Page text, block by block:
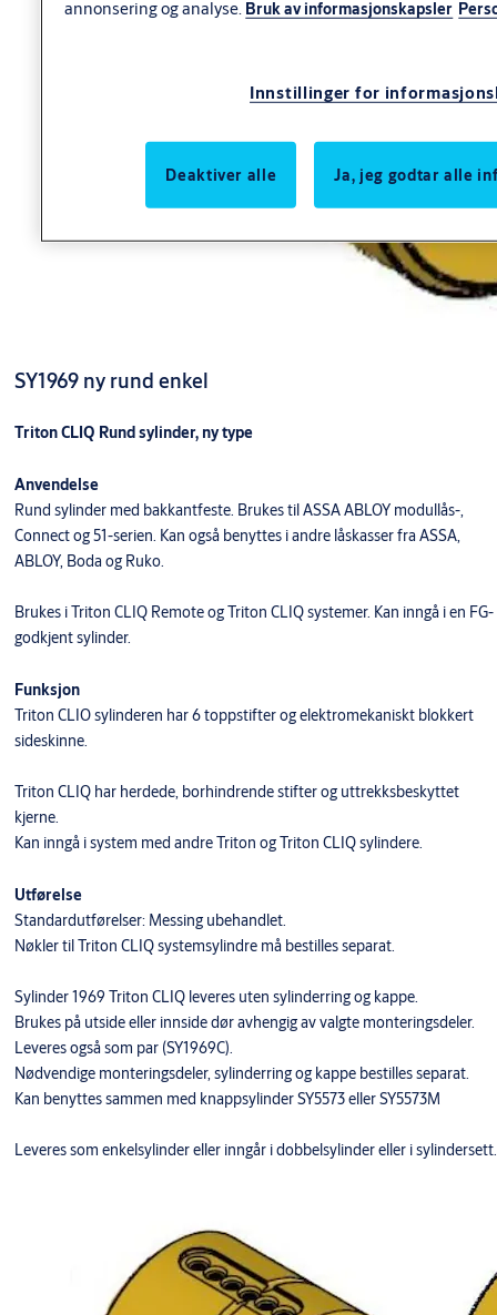
SY1969 ny rund enkel
Triton CLIQ Rund sylinder, ny type
Anvendelse
Rund sylinder med bakkantfeste. Brukes til ASSA ABLOY modullås-,
Connect og 51-serien. Kan også benyttes i andre låskasser fra ASSA,
ABLOY, Boda og Ruko.
Brukes i Triton CLIQ Remote og Triton CLIQ systemer. Kan inngå i en FG-
godkjent sylinder.
Funksjon
Triton CLIO sylinderen har 6 toppstifter og elektromekaniskt blokkert
sideskinne.
Triton CLIQ har herdede, borhindrende stifter og uttrekksbeskyttet
kjerne.
Kan inngå i system med andre Triton og Triton CLIQ sylindere.
Utførelse
Standardutførelser: Messing ubehandlet.
Nøkler til Triton CLIQ systemsylindre må bestilles separat.
Sylinder 1969 Triton CLIQ leveres uten sylinderring og kappe.
Brukes på utside eller innside dør avhengig av valgte monteringsdeler.
Leveres også som par (SY1969C).
Nødvendige monteringsdeler, sylinderring og kappe bestilles separat.
Kan benyttes sammen med knappsylinder SY5573 eller SY5573M
Leveres som enkelsylinder eller inngår i dobbelsylinder eller i sylindersett.
annonsering og analyse. Bruk av informasjonskapsler
Innstillinger for
Deaktiver alle Ja, jeg godtar alle